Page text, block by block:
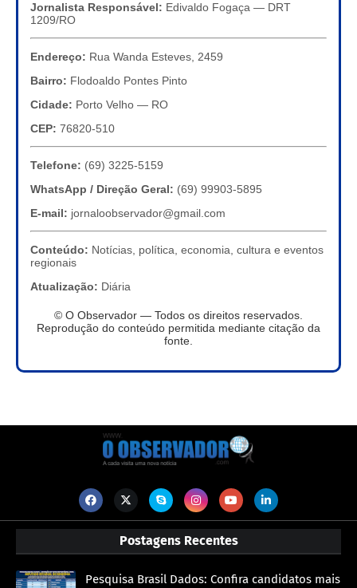
Jornalista Responsável: Edivaldo Fogaça — DRT
1209/RO
Endereço: Rua Wanda Esteves, 2459
Bairro: Flodoaldo Pontes Pinto
Cidade: Porto Velho — RO
CEP: 76820-510
Telefone: (69) 3225-5159
WhatsApp / Direção Geral: (69) 99903-5895
E-mail: jornaloobservador@gmail.com
Conteúdo: Notícias, política, economia, cultura e eventos
regionais
Atualização: Diária
© O Observador — Todos os direitos reservados.
Reprodução do conteúdo permitida mediante citação da
fonte.
Postagens Recentes
Pesquisa Brasil Dados: Confira candidatos mais